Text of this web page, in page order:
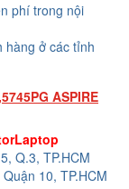
phí trong nội
hàng ở các tỉnh
ASPIRE
Q.3, TP.HCM
10, TP.HCM